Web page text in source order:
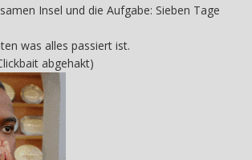
Insel und die Aufgabe: Sieben Tage
was alles passiert ist.
abgehakt)